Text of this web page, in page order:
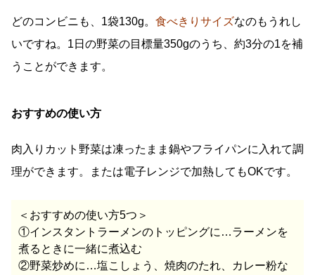
どのコンビニも、1袋130g。 食べきりサイズなのもうれし
いですね。1日の野菜の目標量350gのうち、約3分の1を補
うことができます。
おすすめの使い方
肉入りカット野菜は凍ったまま鍋やフライパンに入れて調
理ができます。または電子レンジで加熱してもOKです。
＜おすすめの使い方5つ＞
①インスタントラーメンのトッピングに…ラーメンを
煮るときに一緒に煮込む
②野菜炒めに…塩こしょう、焼肉のたれ、カレー粉な